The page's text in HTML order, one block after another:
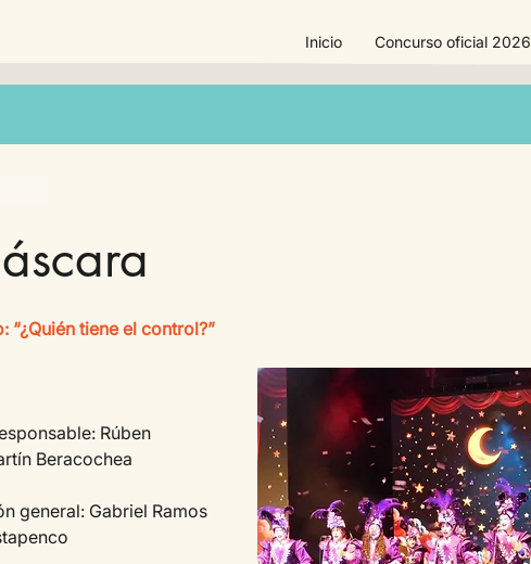
Inicio Concurso oficial 2026
“¿Quién tiene el control?”
Rúben
Beracochea
general: Gabriel Ramos